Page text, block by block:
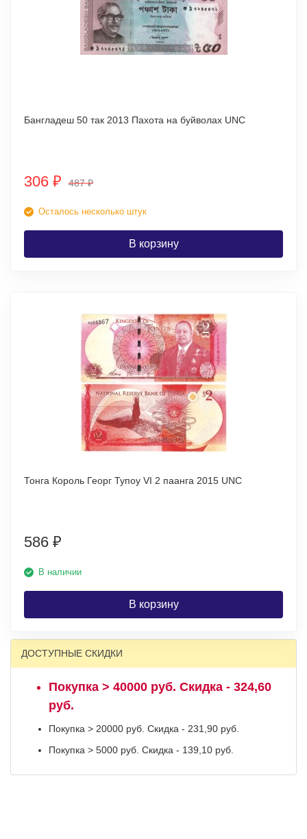
Бангладеш 50 так 2013 Пахота на буйволах UNC
306 ₽ 487₽
Осталось несколько штук
В корзину
Тонга Король Георг Тупоу VI 2 паанга 2015 UNC
586 ₽
В наличии
В корзину
ДОСТУПНЫЕ СКИДКИ
Покупка > 40000 руб. Скидка - 324,60
руб.
Покупка > 20000 руб. Скидка - 231,90 руб.
Покупка > 5000 руб. Скидка - 139,10 руб.